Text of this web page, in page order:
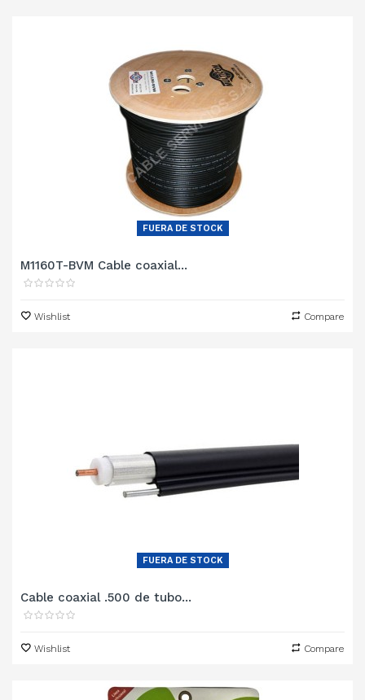
FUERA DE STOCK
M1160T-BVM Cable coaxial...
Wishlist Compare
FUERA DE STOCK
Cable coaxial .500 de tubo...
Wishlist Compare